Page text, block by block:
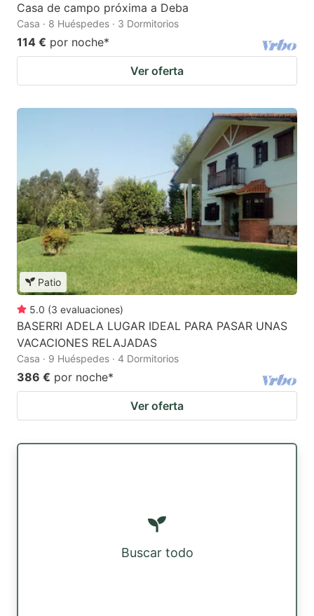
Casa de campo próxima a Deba
Casa · 8 Huéspedes · 3 Dormitorios
114 € por noche*
Ver oferta
Patio
5.0 (3 evaluaciones)
BASERRI ADELA LUGAR IDEAL PARA PASAR UNAS
VACACIONES RELAJADAS
Casa · 9 Huéspedes · 4 Dormitorios
386 € por noche*
Ver oferta
Buscar todo